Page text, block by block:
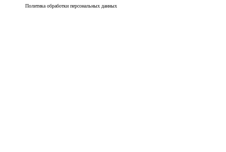
Политика обработки персональных данных